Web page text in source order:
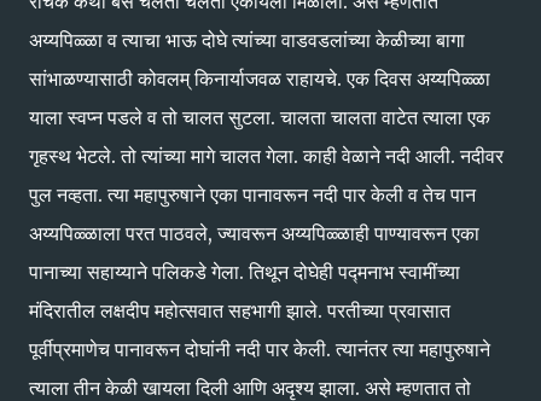
अय्यपिळ्ळा व त्याचा भाऊ दोघे त्यांच्या वाडवडलांच्या केळीच्या बागा
सांभाळण्यासाठी कोवलम् किनार्याजवळ राहायचे. एक दिवस अय्यपिळ्ळा
याला स्वप्न पडले व तो चालत सुटला. चालता चालता वाटेत त्याला एक
गृहस्थ भेटले. तो त्यांच्या मागे चालत गेला. काही वेळाने नदी आली. नदीवर
पुल नव्हता. त्या महापुरुषाने एका पानावरून नदी पार केली व तेच पान
अय्यपिळ्ळाला परत पाठवले, ज्यावरून अय्यपिळ्ळाही पाण्यावरून एका
पानाच्या सहाय्याने पलिकडे गेला. तिथून दोघेही पद्मनाभ स्वामींच्या
मंदिरातील लक्षदीप महोत्सवात सहभागी झाले. परतीच्या प्रवासात
पूर्वीप्रमाणेच पानावरून दोघांनी नदी पार केली. त्यानंतर त्या महापुरुषाने
त्याला तीन केळी खायला दिली आणि अदृश्य झाला. असे म्हणतात तो